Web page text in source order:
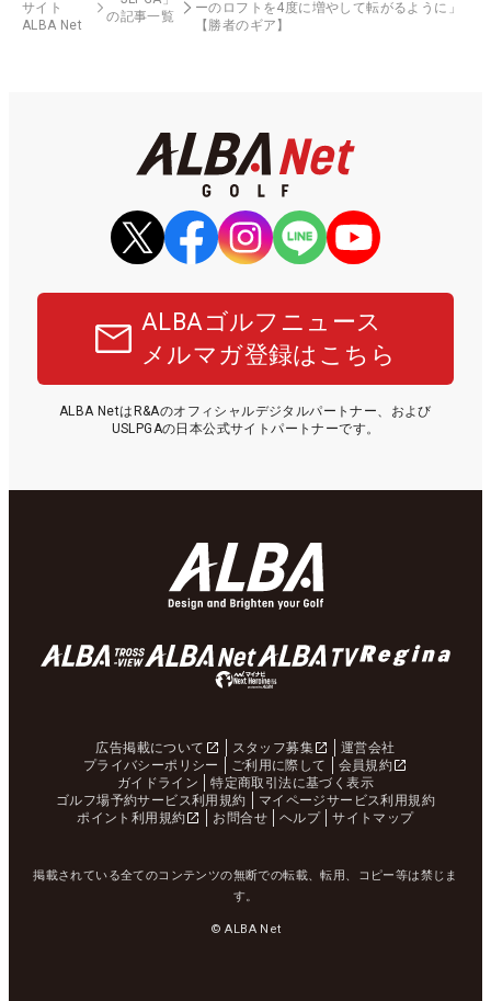
サイト
ALBA Net
の記事一覧
ーのロフトを4度に増やして転がるように」
【勝者のギア】
ALBAゴルフニュース
メルマガ登録はこちら
ALBA NetはR&Aのオフィシャルデジタルパートナー、および
USLPGAの日本公式サイトパートナーです。
広告掲載について スタッフ募集
運営会社
プライバシーポリシー
ご利用に際して
会員規約
ガイドライン
特定商取引法に基づく表示
ゴルフ場予約サービス利用規約
マイページサービス利用規約
ポイント利用規約
お問合せ ヘルプ サイトマップ
掲載されている全てのコンテンツの無断での転載、転用、コピー等は禁じま
す。
© ALBA Net